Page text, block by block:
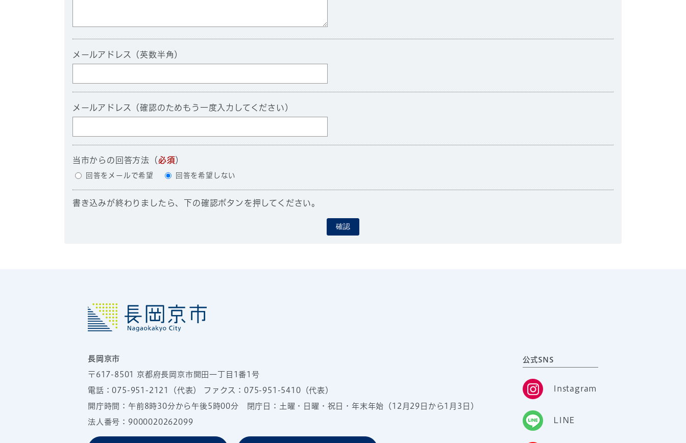
メールアドレス（英数半角）
メールアドレス（確認のためもう一度入力してください）
当市からの回答方法 （必須）
回答をメールで希望 回答を希望しない
書き込みが終わりましたら、下の確認ボタンを押してください。
確認
長岡京市
〒617-8501 京都府長岡京市開田一丁目1番1号
電話：075-951-2121 （代表） ファクス：075-951-5410（代表）
開庁時間：午前8時30分から午後5時00分 閉庁日：土曜・日曜・祝日・年末年始（12月29日から1月3日）
法人番号：9000020262099
公式SNS
Instagram
LINE